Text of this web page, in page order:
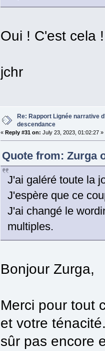
Oui ! C'est cela
jchr
Re: Rapport Lignée narrative
descendance
«Reply #31 on: July 23, 2023, 01:02:27 »
Quote from: Zurga
J'ai galéré toute la
J'espère que ce
J'ai changé le
multiples.
Bonjour Zurga,
Merci pour tout
et votre
sûr pas encore